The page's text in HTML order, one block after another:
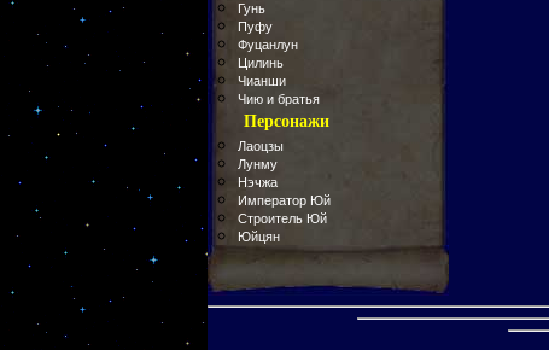
Гунь
Пуфу
Фуцанлун
Цилинь
Чианши
Чию и братья
Персонажи
Лаоцзы
Лунму
Нэчжа
Император Юй
Строитель Юй
Юйцян